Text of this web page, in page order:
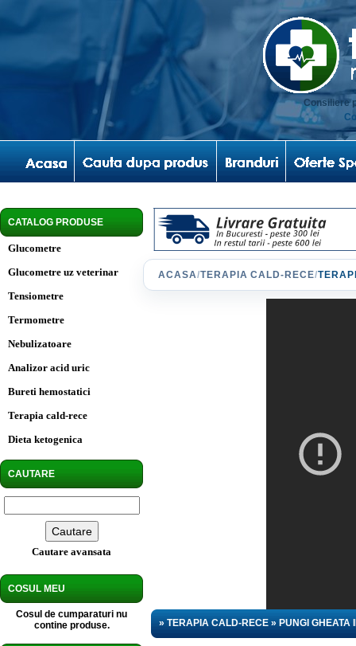
Consiliere
CATALOG PRODUSE
Glucometre
Glucometre uz veterinar
Tensiometre
Termometre
Nebulizatoare
Analizor acid uric
Bureti hemostatici
Terapia cald-rece
Dieta ketogenica
CAUTARE
Cautare avansata
COSUL MEU
Cosul de cumparaturi nu
contine produse.
ACASA/TERAPIA CALD-RECE/
» TERAPIA CALD-RECE » PUNGI GHEATA